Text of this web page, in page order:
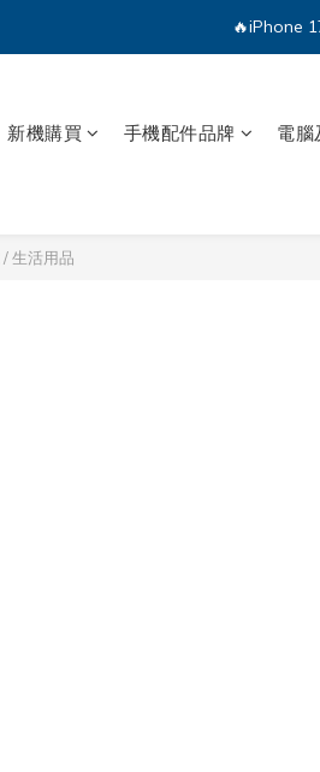
🔥iPhone
新機購買 手機配件品牌 電腦
/生活用品